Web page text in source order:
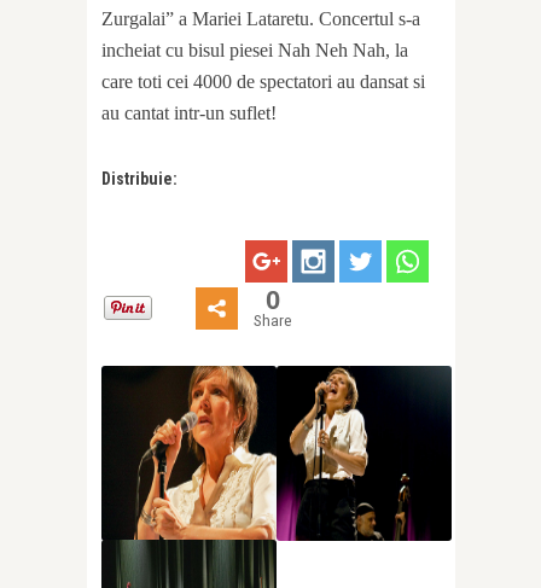
Zurgalai” a Mariei Lataretu. Concertul s-a
incheiat cu bisul piesei Nah Neh Nah, la
care toti cei 4000 de spectatori au dansat si
au cantat intr-un suflet!
Distribuie:
0
Share